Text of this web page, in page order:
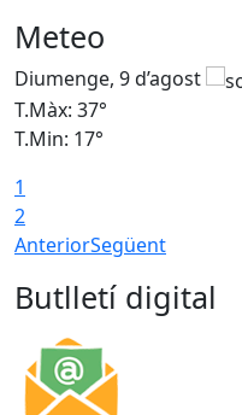
Meteo
Diumenge, 9 d’agost
T.Màx: 37°
T.Min: 17°
1
2
AnteriorSegüent
Butlletí digital